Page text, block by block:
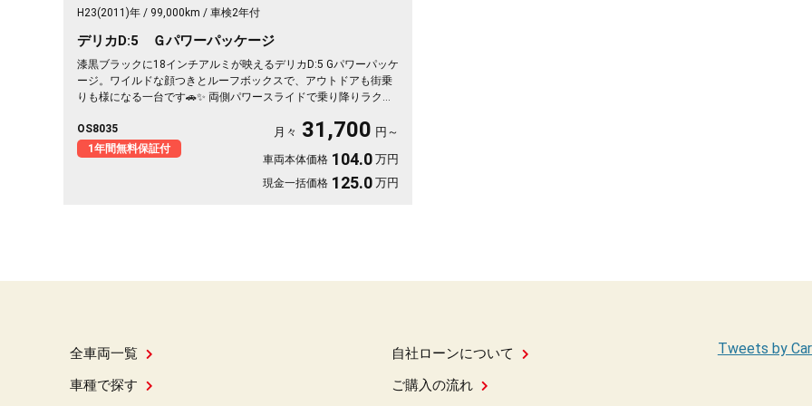
H23(2011)年 99,000km 車検2年付
デリカD:5 Ｇパワーパッケージ
漆黒ブラックに18インチアルミが映えるデリカD:5 Gパワーパッケ
ージ。ワイルドな顔つきとルーフボックスで、アウトドアも街乗
りも様になる一台です🚗✨ 両側パワースライドで乗り降りラクラ
ターも付いて後席の移動時間も快適です。週末のキャンプや趣味
の遠出が、もっと楽しくなる相棒に💫 車中泊もこなす懐の深さが
魅力ですよ😎《1年保証付》
OS8035
1年間無料保証付
月々 31,700 円～
車両本体価格 104.0 万円
現金一括価格 125.0 万円
全車両一覧
車種で探す
自社ローンについて
ご購入の流れ
Tweets by